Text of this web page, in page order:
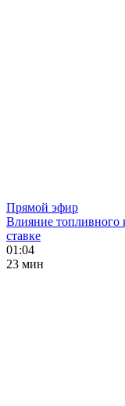
Прямой эфир
Влияние топливного
ставке
01:04
23 мин